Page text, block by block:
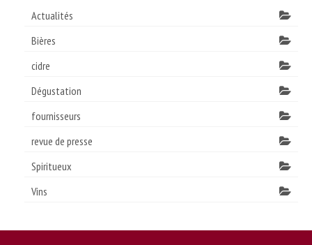
Actualités
Bières
cidre
Dégustation
fournisseurs
revue de presse
Spiritueux
Vins